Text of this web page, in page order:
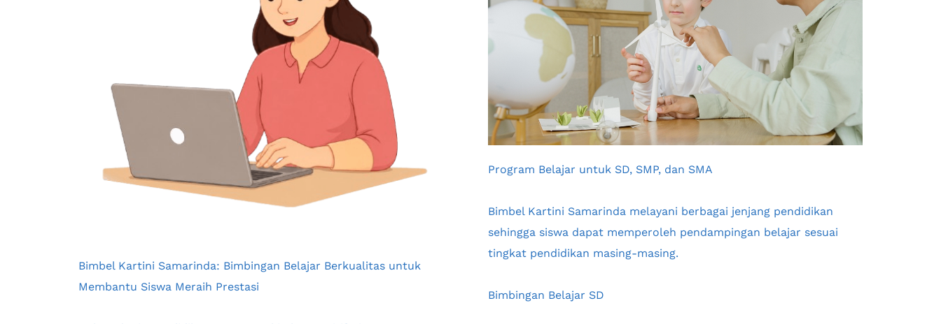
Bimbel Kartini Samarinda: Bimbingan Belajar Berkualitas untuk
Membantu Siswa Meraih Prestasi
Program Belajar untuk SD, SMP, dan SMA
Bimbel Kartini Samarinda melayani berbagai jenjang pendidikan
sehingga siswa dapat memperoleh pendampingan belajar sesuai
tingkat pendidikan masing-masing.
Bimbingan Belajar SD